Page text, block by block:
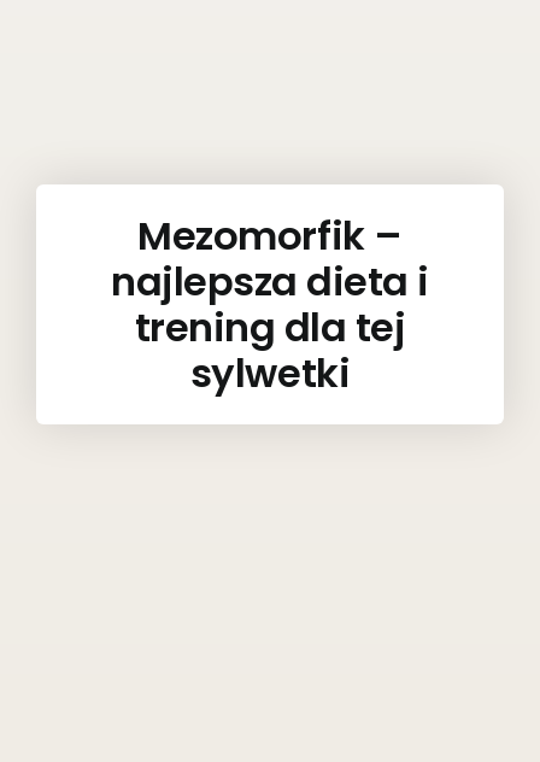
Mezomorfik –
najlepsza dieta i
trening dla tej
sylwetki